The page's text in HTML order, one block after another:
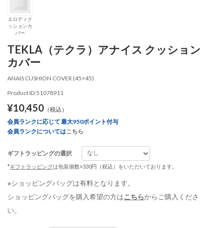
エロディク
ッションカ
バー
TEKLA（テクラ）アナイス クッション
カバー
ANAIS CUSHION COVER (45×45)
Product ID:51078911
¥10,450 （税込）
会員ランクに応じて 最大950ポイント付与
会員ランクについてはこちら
ギフトラッピングの選択
*ギフトラッピングは包装個数×330円（税込）をいただいております。
※ショッピングバッグは有料となります。
ショッピングバッグを購入希望の方はこちらからご購入くださ
い。